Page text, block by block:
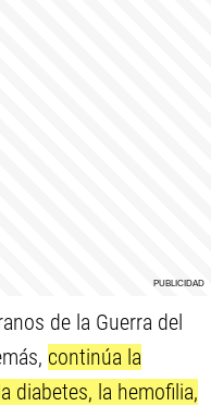
de la Guerra del
continúa la
diabetes, la hemofilia,